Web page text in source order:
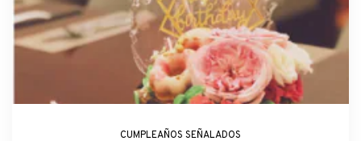
CUMPLEAÑOS SEÑALADOS